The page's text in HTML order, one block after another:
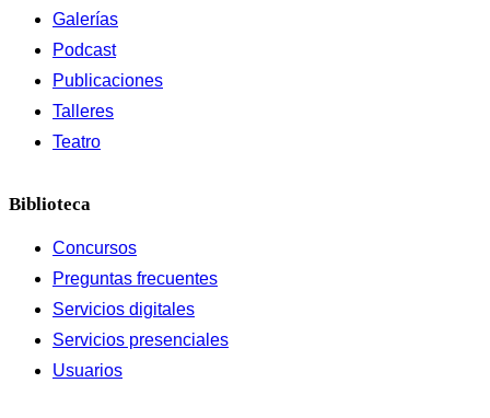
Galerías
Podcast
Publicaciones
Talleres
Teatro
Biblioteca
Concursos
Preguntas frecuentes
Servicios digitales
Servicios presenciales
Usuarios